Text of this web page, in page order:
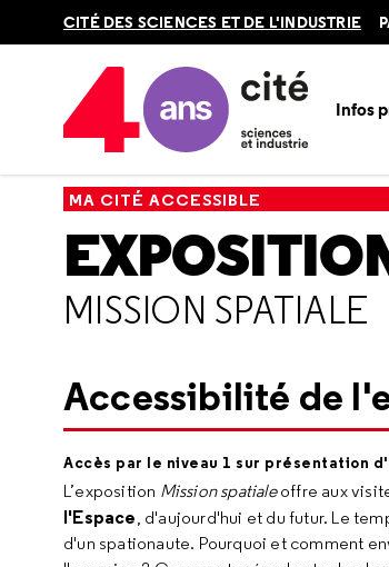
CITÉ DES SCIENCES ET DE L'INDUSTRIE
Infos
Accueil Ma Cité accessible
MA CITÉ ACCESSIBLE
MISSION SPATIALE
Accessibilité de
Accès par le niveau 1 sur présentation
L’exposition Mission spatialeoffre aux
l'Espace, d'aujourd'hui et du futur. Le
d'un spationaute. Pourquoi et comment